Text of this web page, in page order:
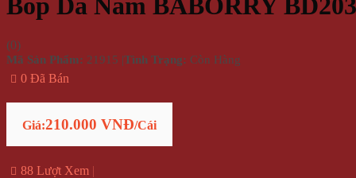
Bóp Da Nam BABORRY BD203
(0)
Mã Sản Phẩm: 21915 |Tình Trạng: Còn Hàng
0 Đã Bán
Giá:210.000 VNĐ/Cái
88 Lượt Xem